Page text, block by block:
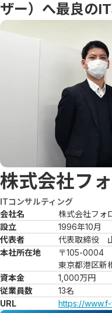
ザー）へ最良の
株式会社フ
ITコンサルティング
会社名
株式会社フォ
設立
1996年10月
代表者
代表取締役　
本社所在地
〒105-0004
東京都港区新
資本金
1,000万円
従業員数
13名
URL
https://